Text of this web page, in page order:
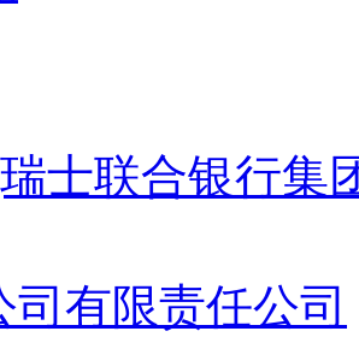
瑞士联合银行集
司有限责任公司